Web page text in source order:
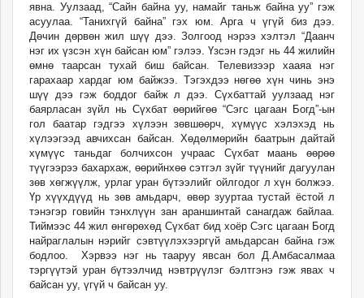
явна. Уулзаад, “Сайн байна уу, намайг таньж байна уу” гэж
асуулаа. “Танихгүй байна” гэх юм. Арга ч үгүй биз дээ.
Дөчин дөрвөн жил шүү дээ. Золгоод нэрээ хэлтэл “Даанч
нэг их үзсэн хүн байсан юм” гэлээ. Үзсэн гэдэг нь 44 жилийн
өмнө таарсан тухай биш байсан. Телевизээр хааяа нэг
гарахаар хардаг юм байжээ. Тэгэхдээ нөгөө хүн чинь энэ
шүү дээ гэж боддог байж л дээ. Сүхбаттай уулзаад нэг
баярласан зүйл нь Сүхбат өөрийгөө “Сэгс цагаан Богд”-ын
гол баатар гэдгээ хүлээн зөвшөөрч, хүмүүс хэлэхэд нь
хүлээгээд авчихсан байсан. Хөдөлмөрийн баатрын дайтай
хүмүүс таньдаг болчихсон учраас Сүхбат маань өөрөө
түүгээрээ бахархаж, өөрийнхөө сэтгэл зүйг түүнийг дагуулан
зөв хөгжүүлж, урлаг уран бүтээлийг ойлгодог л хүн болжээ.
Үр хүүхдүүд нь зөв амьдарч, өвөр зууртаа тустай ёстой л
тэнэгэр говийн тэнхлүүн зан араншинтай санагдаж байлаа.
Тиймээс 44 жил өнгөрөхөд Сүхбат бид хоёр Сэгс цагаан Богд
найраглалын нэрийг сэвтүүлэхээргүй амьдарсан байна гэж
бодлоо. Хэрвээ нэг нь тааруу явсан бол Д.Амбасалмаа
тэргүүтэй уран бүтээлчид нэвтрүүлэг бэлтгэнэ гэж явах ч
байсан уу, үгүй ч байсан уу.